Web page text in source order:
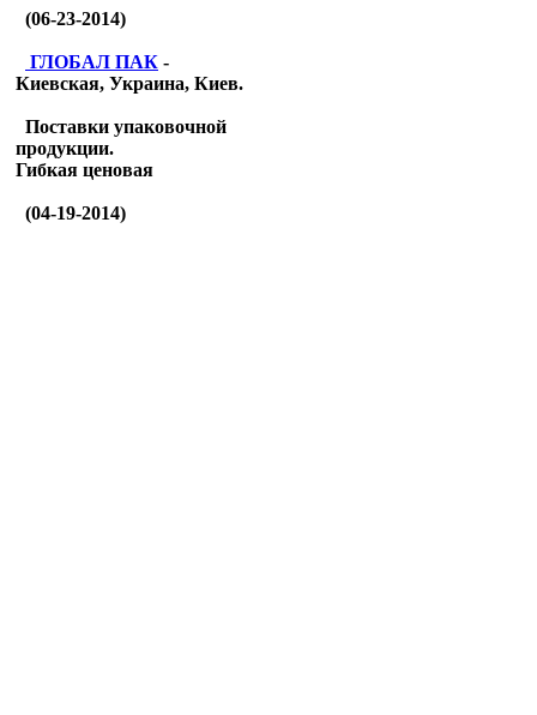
(06-23-2014)
ГЛОБАЛ ПАК -
Киевская, Украина, Киев.
Поставки упаковочной
продукции.
Гибкая ценовая
(04-19-2014)